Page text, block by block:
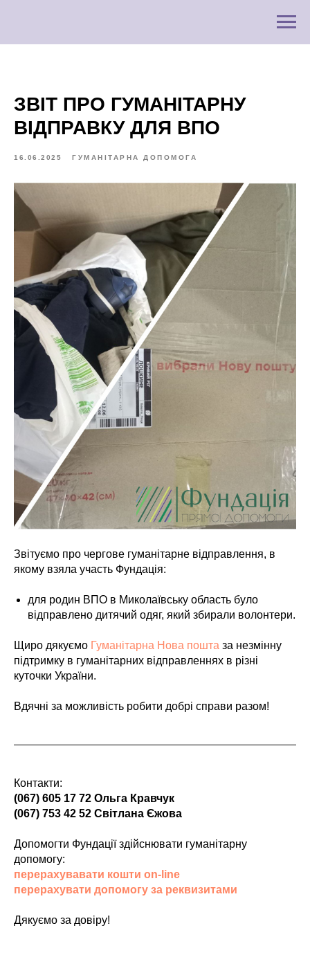
ЗВІТ ПРО ГУМАНІТАРНУ
ВІДПРАВКУ ДЛЯ ВПО
16.06.2025 ГУМАНІТАРНА ДОПОМОГА
Звітуємо про чергове гуманітарне відправлення, в
якому взяла участь Фундація:
для родин ВПО в Миколаївську область було
відправлено дитячий одяг, який збирали волонтери.
Щиро дякуємо Гуманітарна Нова пошта за незмінну
підтримку в гуманітарних відправленнях в різні
куточки України.
Вдячні за можливість робити добрі справи разом!
Контакти:
(067) 605 17 72 Ольга Кравчук
(067) 753 42 52 Світлана Єжова
Допомогти Фундації здійснювати гуманітарну
допомогу:
перерахувавати кошти on-line
перерахувати допомогу за реквизитами
Дякуємо за довіру!